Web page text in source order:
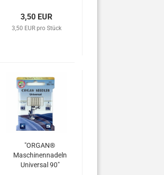
3,50 EUR
3,50 EUR pro Stück
"ORGAN®
Maschinennadeln
Universal 90"